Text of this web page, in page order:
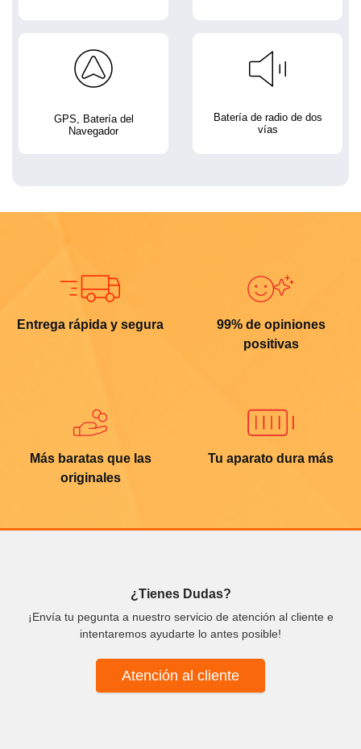
GPS, Batería del
Navegador
Batería de radio de dos
vías
Entrega rápida y segura
99% de opiniones
positivas
Más baratas que las
originales
Tu aparato dura más
¿Tienes Dudas?
¡Envía tu pegunta a nuestro servicio de atención al cliente e
intentaremos ayudarte lo antes posible!
Atención al cliente